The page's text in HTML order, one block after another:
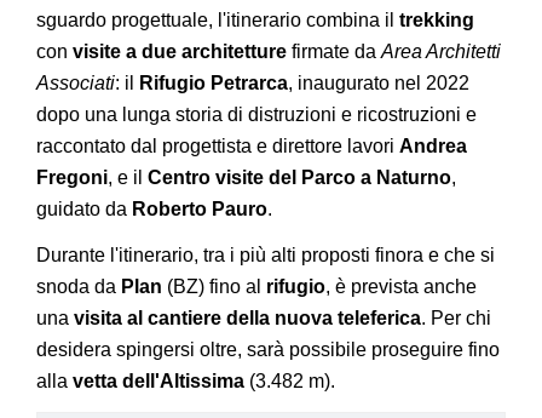
sguardo progettuale, l'itinerario combina il trekking
con visite a due architetture firmate da Area Architetti
Associati: il Rifugio Petrarca, inaugurato nel 2022
dopo una lunga storia di distruzioni e ricostruzioni e
raccontato dal progettista e direttore lavori Andrea
Fregoni, e il Centro visite del Parco a Naturno,
guidato da Roberto Pauro.
Durante l'itinerario, tra i più alti proposti finora e che si
snoda da Plan (BZ) fino al rifugio, è prevista anche
una visita al cantiere della nuova teleferica. Per chi
desidera spingersi oltre, sarà possibile proseguire fino
alla vetta dell'Altissima (3.482 m).